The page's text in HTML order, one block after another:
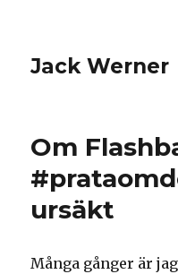
Jack Werner
Om
ursäkt
Många gånger är